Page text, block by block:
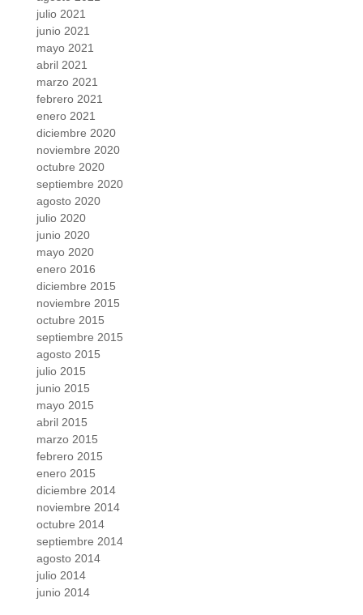
julio 2021
junio 2021
mayo 2021
abril 2021
marzo 2021
febrero 2021
enero 2021
diciembre 2020
noviembre 2020
octubre 2020
septiembre 2020
agosto 2020
julio 2020
junio 2020
mayo 2020
enero 2016
diciembre 2015
noviembre 2015
octubre 2015
septiembre 2015
agosto 2015
julio 2015
junio 2015
mayo 2015
abril 2015
marzo 2015
febrero 2015
enero 2015
diciembre 2014
noviembre 2014
octubre 2014
septiembre 2014
agosto 2014
julio 2014
junio 2014